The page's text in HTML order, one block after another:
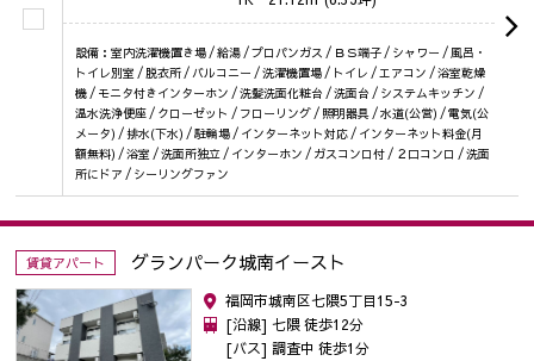
設備：室内洗濯機置き場 / 給湯 / プロパンガス / ＢＳ端子 / シャワー / 風呂・
トイレ別室 / 脱衣所 / バルコニー / 洗濯機置場 / トイレ / エアコン / 浴室乾燥
機 / モニタ付きインターホン / 洗髪洗面化粧台 / 洗面台 / システムキッチン /
温水洗浄便座 / クローゼット / フローリング / 照明器具 / 水道(公営) / 電気(公
メータ) / 排水(下水) / 駐輪場 / インターネット対応 / インターネット料金(月
額無料) / 浴室 / 洗面所独立 / インターホン / ガスコンロ付 / ２口コンロ / 洗面
所にドア / シーリングファン
賃貸アパート グランパーク城南イースト
福岡市城南区七隈5丁目15-3
[沿線] 七隈 徒歩12分
[バス] 調査中 徒歩1分